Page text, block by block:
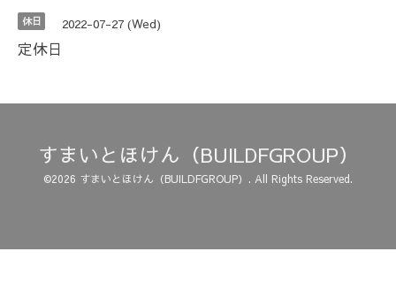
休日 2022-07-27 (Wed)
定休日
すまいとほけん（BUILDFGROUP）
©2026 すまいとほけん（BUILDFGROUP） . All Rights Reserved.